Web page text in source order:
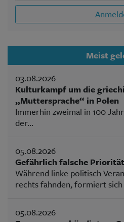
Meist
03.08.2026
Kulturkampf um die
„Muttersprache“ in Polen
Immerhin zweimal in 100
der...
05.08.2026
Gefährlich falsche
Während linke politisch
rechts fahnden, formiert sich
05.08.2026